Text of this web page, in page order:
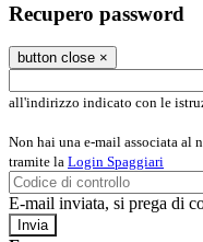
Recupero password
button close ×
all'indirizzo indicato con le
Non hai una e-mail associata al
tramite la Login Spaggiari
E-mail inviata, si prega di